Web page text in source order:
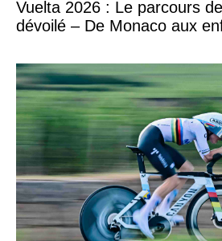
Vuelta 2026 : Le parcours
dévoilé – De Monaco aux